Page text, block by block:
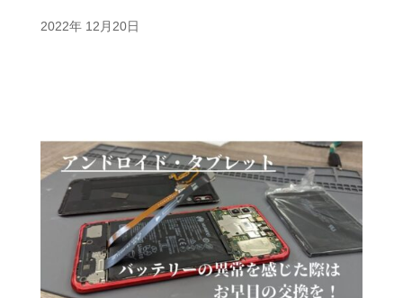
2022年 12月20日